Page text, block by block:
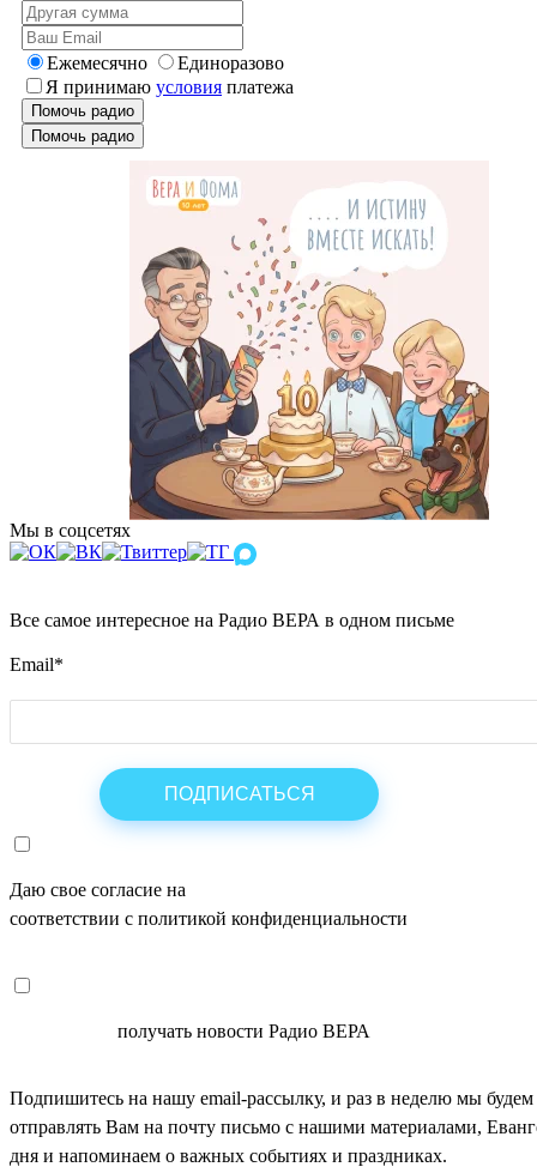
Ежемесячно
Единоразово
Я принимаю условия платежа
Помочь радио
Помочь радио
Мы в соцсетях
Все самое интересное на Радио ВЕРА в одном письме
Email*
Даю свое согласие на
соответствии с политикой конфиденциальности
получать новости Радио ВЕРА
Подпишитесь на нашу email-рассылку, и раз в неделю мы будем
отправлять Вам на почту письмо с нашими материалами,
дня и напоминаем о важных событиях и праздниках.